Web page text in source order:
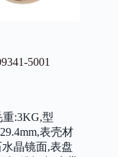
5001
:3KG,型
表壳材
晶镜面,表盘